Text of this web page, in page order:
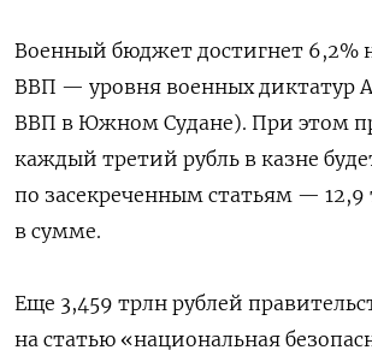
Военный бюджет достигнет 6,2%
ВВП — уровня военных диктатур
ВВП в Южном Судане). При этом
каждый третий рубль в казне
по засекреченным статьям — 12,9
в сумме.
Еще 3,459 трлн рублей
на статью «национальная